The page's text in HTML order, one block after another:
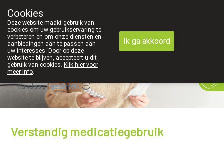
03/312 12 20
Vandaag gesloten
Verstandig medicatiegebruik
Cookies
Deze website maakt gebruik van
cookies om uw gebruikservaring te
verbeteren en om onze diensten en
aanbiedingen aan te passen aan
uw interesses. Door op deze
website te blijven, accepteert u dit
gebruik van cookies. Klik hier voor
meer info.
Ik ga akkoord